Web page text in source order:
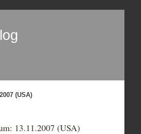
(USA)
13.11.2007 (USA)